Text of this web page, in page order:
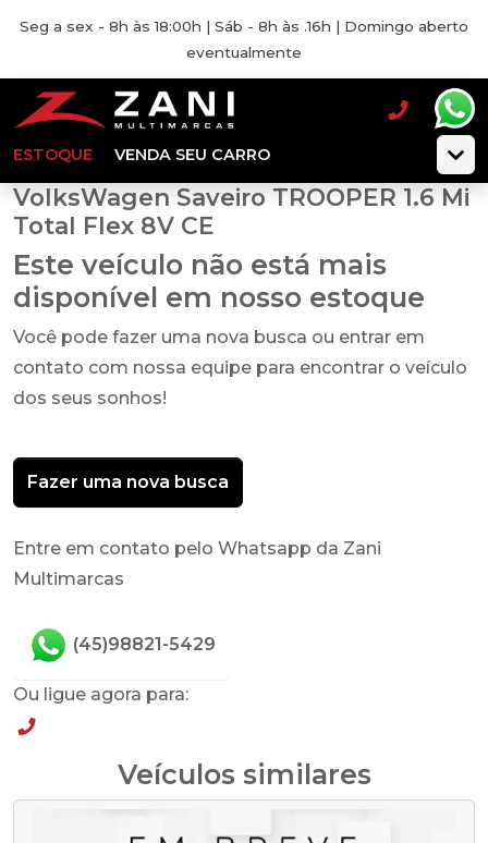
Seg a sex - 8h às 18:00h | Sáb - 8h às .16h | Domingo aberto
eventualmente
ESTOQUE VENDA SEU CARRO
VolksWagen Saveiro TROOPER 1.6 Mi
Total Flex 8V CE
Este veículo não está mais
disponível em nosso estoque
Você pode fazer uma nova busca ou entrar em
contato com nossa equipe para encontrar o veículo
dos seus sonhos!
Fazer uma nova busca
Entre em contato pelo Whatsapp da Zani
Multimarcas
(45)98821-5429
Ou ligue agora para:
Veículos similares